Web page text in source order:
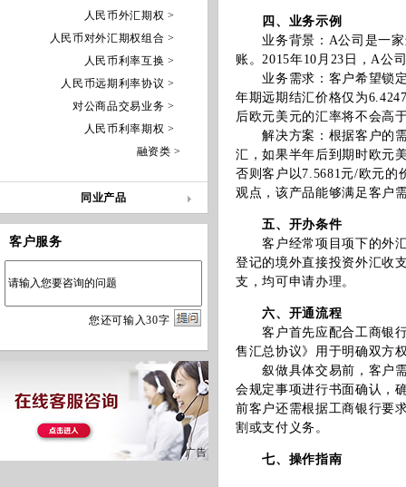
人民币外汇期权 >
人民币对外汇期权组合 >
人民币利率互换 >
人民币远期利率协议 >
对公商品交易业务 >
人民币利率期权 >
融资类 >
同业产品
客户服务
您还可输入30字
四、业务示例
业务背景：A公司是一家
账。2015年10月23日，A公
业务需求：客户希望锁定
年期远期结汇价格仅为
后欧元美元的汇率将不会高
解决方案：根据客户的需
汇，如果半年后到期时欧元
否则客户以7.5681元/欧元的
观点，该产品能够满足客户
五、开办条件
客户经常项目项下的外汇
登记的境外直接投资外汇收
支，均可申请办理。
六、开通流程
客户首先应配合工商银行
售汇总协议》用于明确双方
叙做具体交易前，客户需
会规定事项进行书面确认，
前客户还需根据工商银行要
割或支付义务。
七、操作指南